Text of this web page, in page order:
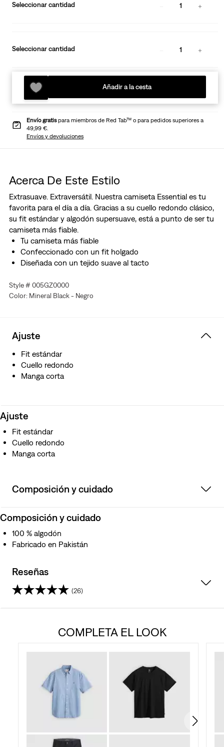
Seleccionar cantidad 1
Seleccionar cantidad 1
Añadir a la cesta
Envío gratispara miembros de Red Tab™ o para pedidos superiores a
49,99 €.
Envíos y devoluciones
Acerca De Este Estilo
Extrasuave. Extraversátil. Nuestra camiseta Essential es tu
favorita para el día a día. Gracias a su cuello redondo clásico,
su fit estándar y algodón supersuave, está a punto de ser tu
camiseta más fiable.
Tu camiseta más fiable
Confeccionado con un fit holgado
Diseñada con un tejido suave al tacto
Style # 005GZ0000
Color: Mineral Black - Negro
Ajuste
Fit estándar
Cuello redondo
Manga corta
Ajuste
Fit estándar
Cuello redondo
Manga corta
Composición y cuidado
Composición y cuidado
100 % algodón
Fabricado en Pakistán
Reseñas
(26)
COMPLETA EL LOOK